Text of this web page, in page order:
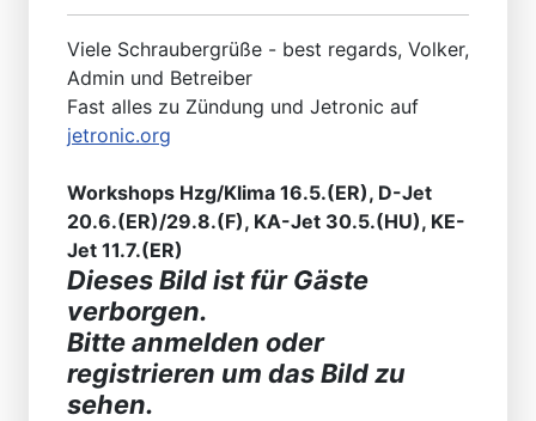
Viele Schraubergrüße - best regards, Volker,
Admin und Betreiber
Fast alles zu Zündung und Jetronic auf
jetronic.org
Workshops Hzg/Klima 16.5.(ER), D-Jet
20.6.(ER)/29.8.(F), KA-Jet 30.5.(HU), KE-
Jet 11.7.(ER)
Dieses Bild ist für Gäste
verborgen.
Bitte anmelden oder
registrieren um das Bild zu
sehen.